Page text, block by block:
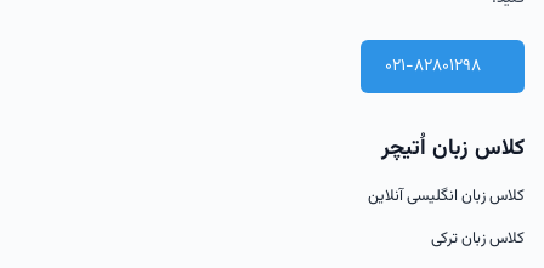
021-82801298
کلاس زبان اُتیچر
کلاس زبان انگلیسی آنلاین
کلاس زبان ترکی